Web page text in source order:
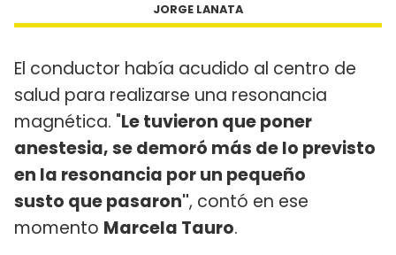
JORGE LANATA
El conductor había acudido al centro de
salud para realizarse una resonancia
magnética. "Le tuvieron que poner
anestesia, se demoró más de lo previsto
en la resonancia por un pequeño
susto que pasaron", contó en ese
momento Marcela Tauro.